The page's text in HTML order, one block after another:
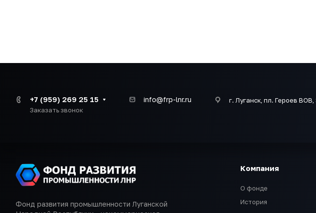
+7 (959) 269 25 15
Заказать звонок
info@frp-lnr.ru г. Луганск, пл. Героев
Фонд развития промышленности Луганской
Компания
О фонде
История